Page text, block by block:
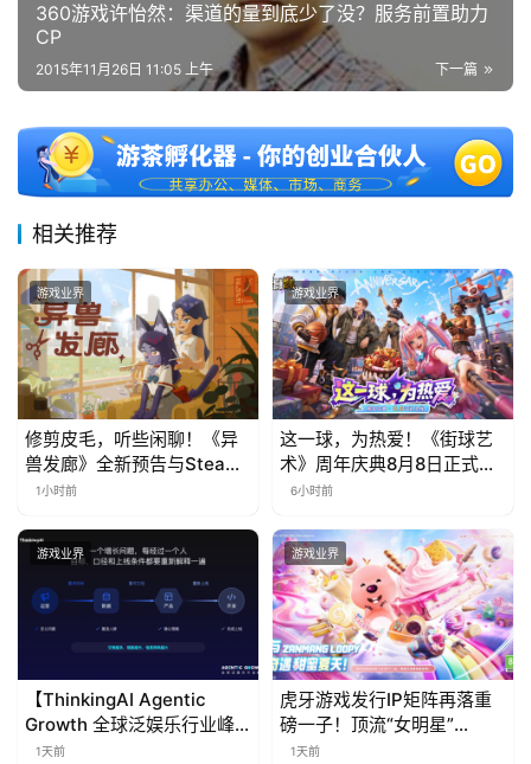
茶
奖
7
月
3
0
日
游
茶
对
接
会
海
中
360游戏许怡然：渠道的量到底少了没？服务前置助力
CP
下一篇
2015年11月26日 11:05 上午
相关推荐
游戏业界
修剪皮毛，听些闲聊！《异
兽发廊》全新预告与Steam
免费试玩公开
1小时前
游戏业界
这一球，为热爱！《街球艺
术》周年庆典8月8日正式上
线，多重福利与全新内容同
6小时前
游戏业界
【ThinkingAI Agentic
Growth 全球泛娱乐行业峰
会】Agent 时代，人到底负
1天前
游戏业界
虎牙游戏发行IP矩阵再落重
磅一子！顶流“女明星”
ZANMANG LOOPY 正版3D
1天前